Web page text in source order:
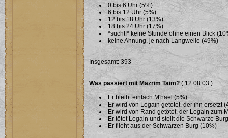
0 bis 6 Uhr (5%)
6 bis 12 Uhr (5%)
12 bis 18 Uhr (13%)
18 bis 24 Uhr (17%)
*sucht!* keine Stunde ohne einen Blick
keine Ahnung, je nach Langweile (49%)
Insgesamt: 393
Was passiert mit Mazrim Taim? ( 12.08.03 )
Er bleibt einfach M'hael (5%)
Er wird von Logain getötet, der ihn ersetzt
Er wird von Rand getötet, der Logain zum
Er tötet Logain und stellt die Schwarze
Er flieht aus der Schwarzen Burg (10%)